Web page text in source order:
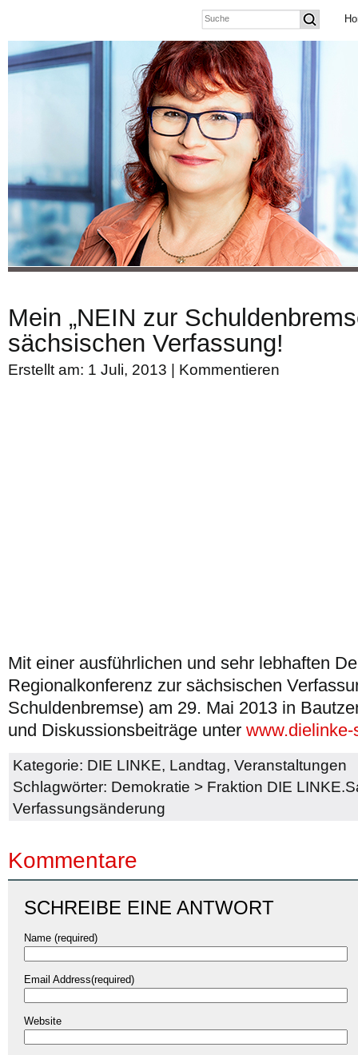
Mein „NEIN zur
sächsischen Verfassung!
Erstellt am: 1 Juli, 2013 | Kommentieren
Mit einer ausführlichen und sehr lebhaften
Regionalkonferenz zur sächsischen
Schuldenbremse) am 29. Mai 2013 in
und Diskussionsbeiträge unter
Kategorie: DIE LINKE, Landtag, Veranstaltungen
Schlagwörter: Demokratie > Fraktion DIE
Verfassungsänderung
Kommentare
SCHREIBE EINE ANTWORT
Name (required)
Email Address(required)
Website